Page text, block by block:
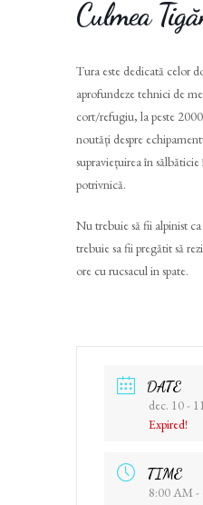
Culmea
Tura este dedicată celor
aprofundeze tehnici de
cort/refugiu, la peste
noutăți despre
supraviețuirea în
potrivnică.
Nu trebuie să fii alpinist
trebuie sa fii pregătit să
ore cu rucsacul in spate.
DATE
dec. 10 -
Expired!
TIME
8:00 AM -